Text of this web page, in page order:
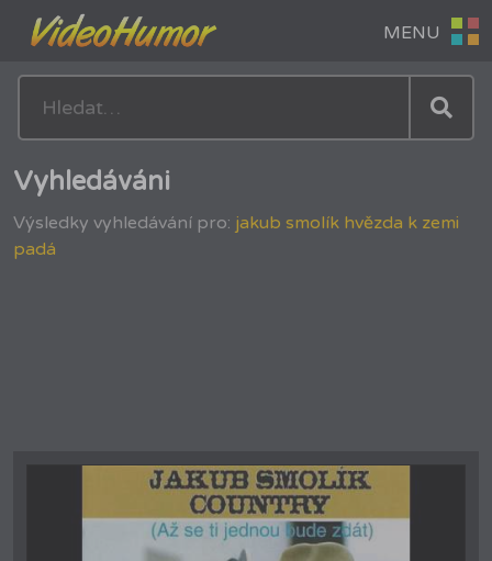
Vyhledáváni
Výsledky vyhledávání pro: jakub smolík hvězda k zemi
padá